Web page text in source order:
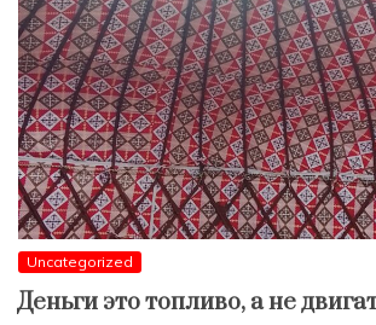
Uncategorized
Деньги это топливо, а не